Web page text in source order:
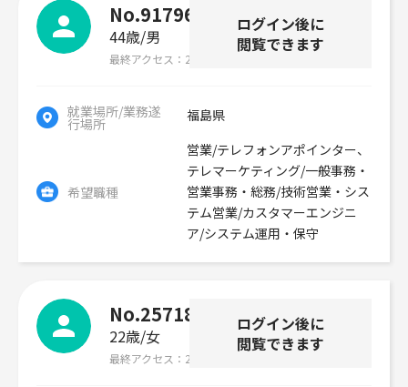
No.91796
44歳 男
最終アクセス 2026年07月30日
就業場所/業務遂
行場所 福島県
希望職種
営業/テレフォンアポインター、
テレマーケティング/一般事務・
営業事務・総務/技術営業・シス
テム営業/カスタマーエンジニ
ア/システム運用・保守
ログイン後に
閲覧できます
No.257186
22歳 女
最終アクセス 2026年07月30日
ログイン後に
閲覧できます